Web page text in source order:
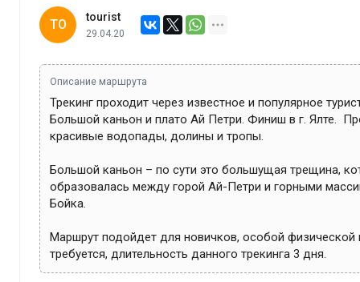
TO
tourist
29.04.20
Описание маршрута
Трекинг проходит через известное и популярное
Большой каньон и плато Ай Петри. Финиш в г. Ялте.
красивые водопады, долины и тропы.
Большой каньон – по сути это большущая трещина,
образовалась между горой Ай-Петри и горными
Бойка.
Маршрут подойдет для новичков, особой физической
требуется, длительность данного трекинга 3 дня.